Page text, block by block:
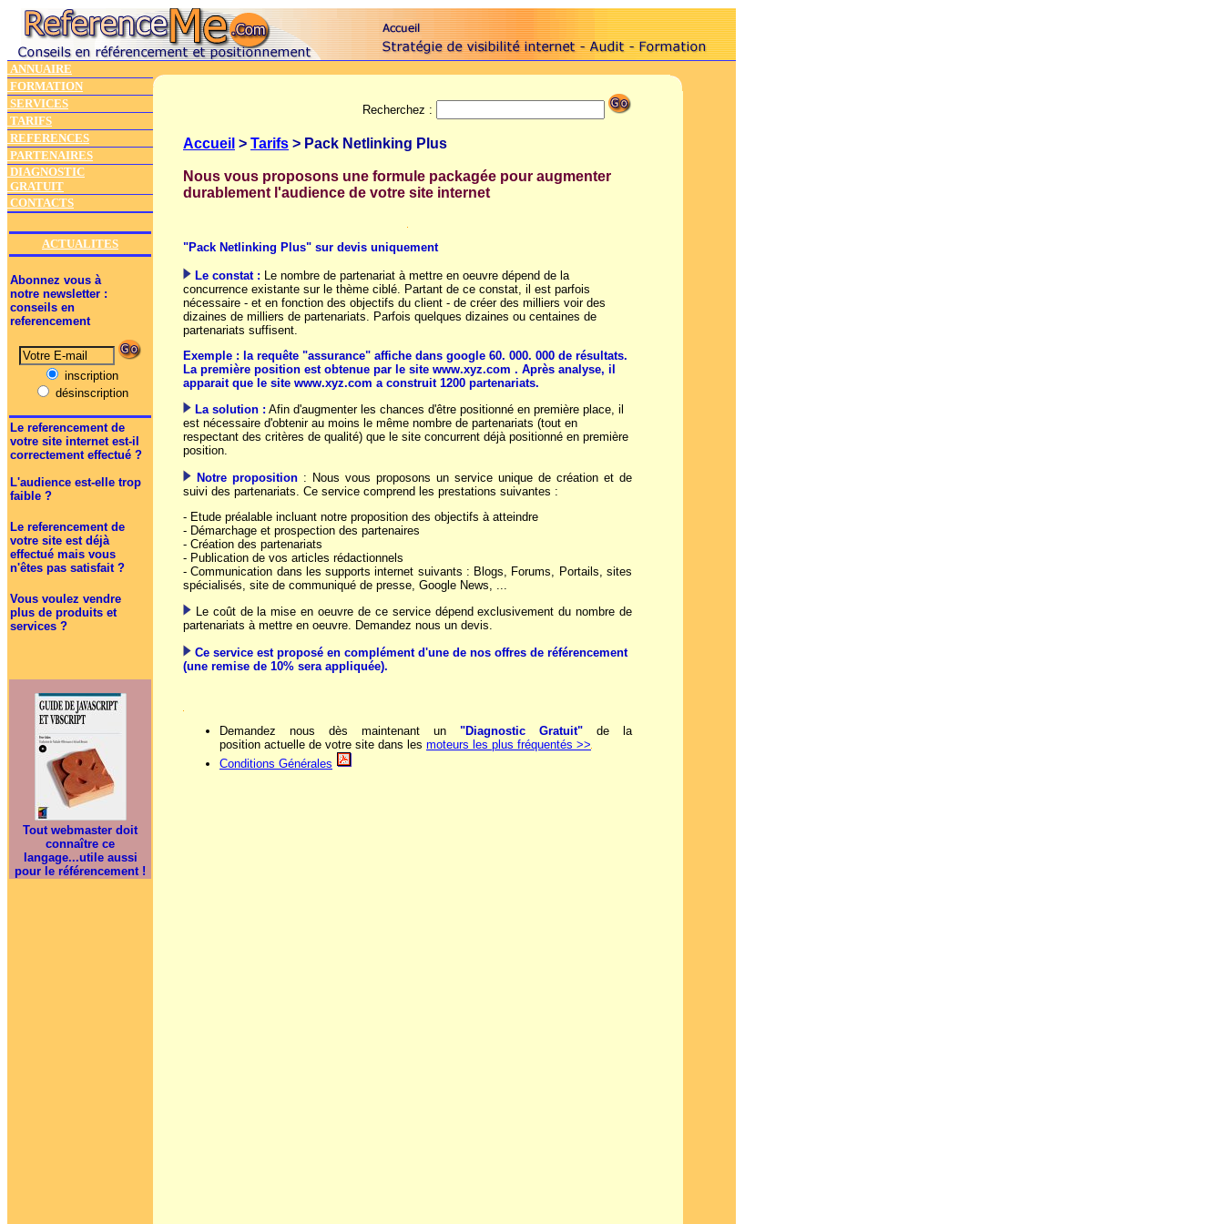
ANNUAIRE
FORMATION
SERVICES
TARIFS
REFERENCES
PARTENAIRES
DIAGNOSTIC
GRATUIT
CONTACTS
ACTUALITES
Abonnez vous à
notre newsletter :
conseils en
referencement
inscription
désinscription
Le referencement de
votre site internet est-il
correctement effectué ?
L'audience est-elle trop
faible ?
Le referencement de
votre site est déjà
effectué mais vous
n'êtes pas satisfait ?
Vous voulez vendre
plus de produits et
services ?
Tout webmaster doit
connaître ce
langage...utile aussi
pour le référencement !
Recherchez :
Accueil > Tarifs > Pack Netlinking Plus
Nous vous proposons une formule packagée pour augmenter
durablement l'audience de votre site internet
"Pack Netlinking Plus" sur devis uniquement
Le constat : Le nombre de partenariat à mettre en oeuvre dépend de la
concurrence existante sur le thème ciblé. Partant de ce constat, il est parfois
nécessaire - et en fonction des objectifs du client - de créer des milliers voir des
dizaines de milliers de partenariats. Parfois quelques dizaines ou centaines de
partenariats suffisent.
Exemple : la requête "assurance" affiche dans google 60. 000. 000 de résultats.
La première position est obtenue par le site www.xyz.com . Après analyse, il
apparait que le site www.xyz.com a construit 1200 partenariats.
La solution : Afin d'augmenter les chances d'être positionné en première place, il
est nécessaire d'obtenir au moins le même nombre de partenariats (tout en
respectant des critères de qualité) que le site concurrent déjà positionné en première
position.
Notre proposition : Nous vous proposons un service unique de création et de
suivi des partenariats. Ce service comprend les prestations suivantes :
- Etude préalable incluant notre proposition des objectifs à atteindre
- Démarchage et prospection des partenaires
- Création des partenariats
- Publication de vos articles rédactionnels
- Communication dans les supports internet suivants : Blogs, Forums, Portails, sites
spécialisés, site de communiqué de presse, Google News, ...
Le coût de la mise en oeuvre de ce service dépend exclusivement du nombre de
partenariats à mettre en oeuvre. Demandez nous un devis.
Ce service est proposé en complément d'une de nos offres de référencement
(une remise de 10% sera appliquée).
Demandez nous dès maintenant un "Diagnostic Gratuit" de la
position actuelle de votre site dans les moteurs les plus fréquentés >>
Conditions Générales